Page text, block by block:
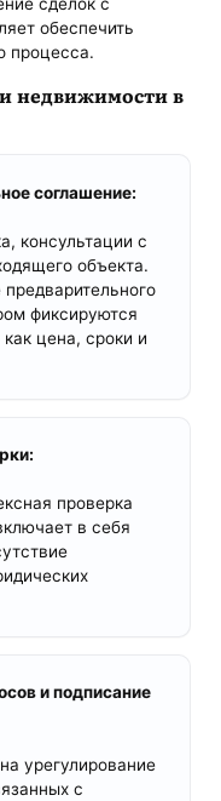
обеспечить
процесса.
недвижимости в
соглашение:
консультации с
объекта.
фиксируются
цена, сроки и
проверка
в себя
и подписание
урегулирование
с